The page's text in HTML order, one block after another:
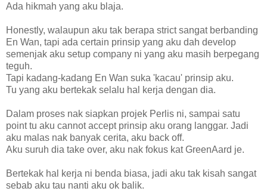
Ada hikmah yang aku blaja.
Honestly, walaupun aku tak berapa strict sangat berbanding
En Wan, tapi ada certain prinsip yang aku dah develop
semenjak aku setup company ni yang aku masih berpegang
teguh.
Tapi kadang-kadang En Wan suka 'kacau' prinsip aku.
Tu yang aku bertekak selalu hal kerja dengan dia.
Dalam proses nak siapkan projek Perlis ni, sampai satu
point tu aku cannot accept prinsip aku orang langgar. Jadi
aku malas nak banyak cerita, aku back off.
Aku suruh dia take over, aku nak fokus kat GreenAard je.
Bertekak hal kerja ni benda biasa, jadi aku tak kisah sangat
sebab aku tau nanti aku ok balik.